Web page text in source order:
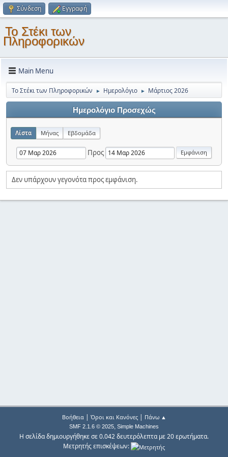
Σύνδεση Εγγραφή
Το Στέκι των
Πληροφορικών
Main Menu
Το Στέκι των Πληροφορικών ► Ημερολόγιο ► Μάρτιος 2026
Ημερολόγιο Προσεχώς
Λίστα Μήνας Εβδομάδα
Προς
Δεν υπάρχουν γεγονότα προς εμφάνιση.
Βοήθεια| Όροι και Κανόνες| Πάνω ▲
SMF 2.1.6 © 2025, Simple Machines
Η σελίδα δημιουργήθηκε σε 0.042 δευτερόλεπτα με 20 ερωτήματα.
Μετρητής επισκέψεων: